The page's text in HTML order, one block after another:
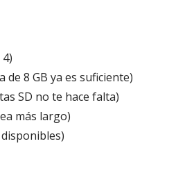
8 GB ya es suficiente)
SD no te hace falta)
más largo)